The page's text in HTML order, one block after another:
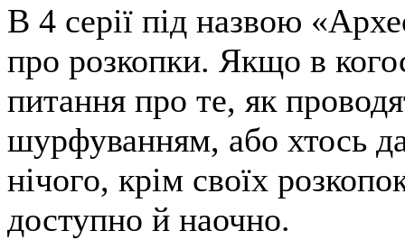
В 4 серії під назвою
про розкопки. Якщо в
питання про те, як
шурфуванням, або хтось
нічого, крім своїх
доступно й наочно.